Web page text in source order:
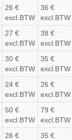
26 €
excl.BTW
36 €
excl.BTW
27 €
excl.BTW
38 €
excl.BTW
30 €
excl.BTW
35 €
excl.BTW
24 €
excl.BTW
26 €
excl.BTW
50 €
excl.BTW
79 €
excl.BTW
26 €
35 €